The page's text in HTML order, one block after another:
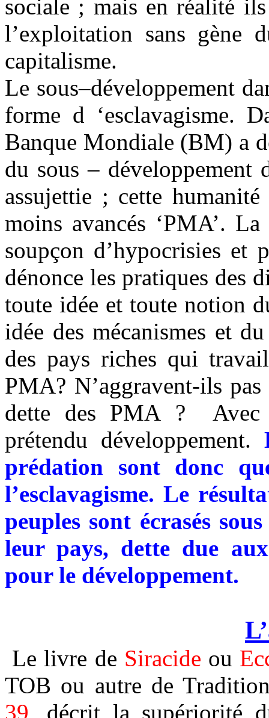
sociale ; mais en réalité
l’exploitation sans gène
capitalisme.
Le sous–développement
forme d ‘esclavagisme.
Banque Mondiale (BM) a
du sous – développement
assujettie ; cette
moins avancés ‘PMA’.
soupçon d’hypocrisies et
dénonce les pratiques des
toute idée et toute notion
idée des mécanismes et
des pays riches qui
PMA? N’aggravent-ils
dette des PMA ?
prétendu développement.
prédation sont donc
l’esclavagisme. Le
peuples sont écrasés
leur pays, dette due
pour le développement.
Le livre de Siracide ou
TOB ou autre de
39 , décrit la supériorité